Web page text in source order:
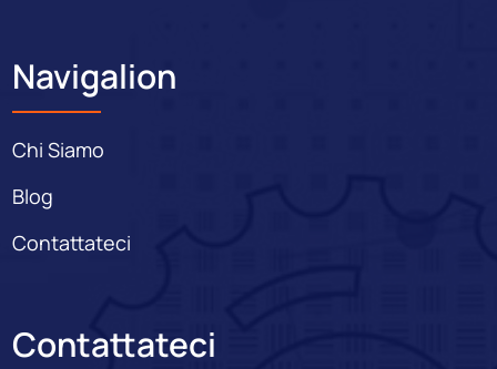
Navigalion
Chi Siamo
Blog
Contattateci
Contattateci